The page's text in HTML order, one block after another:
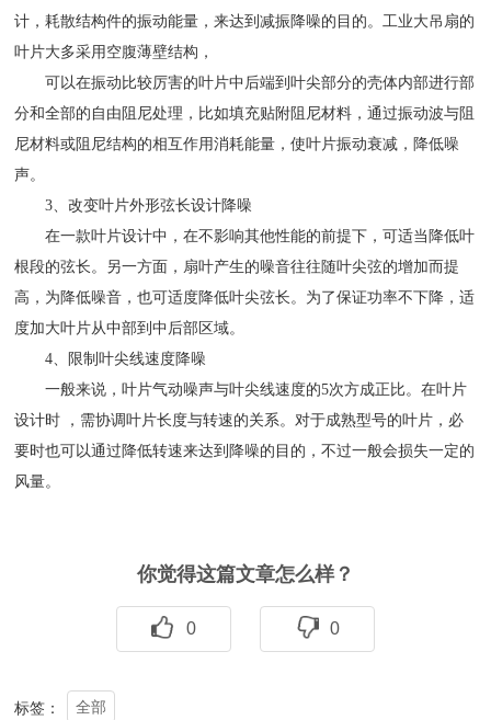
计，耗散结构件的振动能量，来达到减振降噪的目的。工业大吊扇的
叶片大多采用空腹薄壁结构，
可以在振动比较厉害的叶片中后端到叶尖部分的壳体内部进行部
分和全部的自由阻尼处理，比如填充贴附阻尼材料，通过振动波与阻
尼材料或阻尼结构的相互作用消耗能量，使叶片振动衰减，降低噪
声。
3、改变叶片外形弦长设计降噪
在一款叶片设计中，在不影响其他性能的前提下，可适当降低叶
根段的弦长。另一方面，扇叶产生的噪音往往随叶尖弦的增加而提
高，为降低噪音，也可适度降低叶尖弦长。为了保证功率不下降，适
度加大叶片从中部到中后部区域。
4、限制叶尖线速度降噪
一般来说，叶片气动噪声与叶尖线速度的5次方成正比。在叶片
设计时 ，需协调叶片长度与转速的关系。对于成熟型号的叶片，必
要时也可以通过降低转速来达到降噪的目的，不过一般会损失一定的
风量。
你觉得这篇文章怎么样？
0 0
标签： 全部